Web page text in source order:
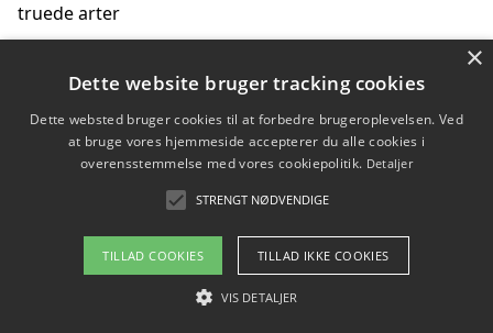
truede arter
Hvordan kan gaver til unge voksne støtte bevarelsen
Copyright 2026 - Pilanto Aps
Om / kontakt
Blog Betingelser
×
Dette website bruger tracking cookies
Dette websted bruger cookies til at forbedre brugeroplevelsen. Ved
at bruge vores hjemmeside accepterer du alle cookies i
overensstemmelse med vores cookiepolitik. Detaljer
STRENGT NØDVENDIGE
TILLAD COOKIES TILLAD IKKE COOKIES
VIS DETALJER